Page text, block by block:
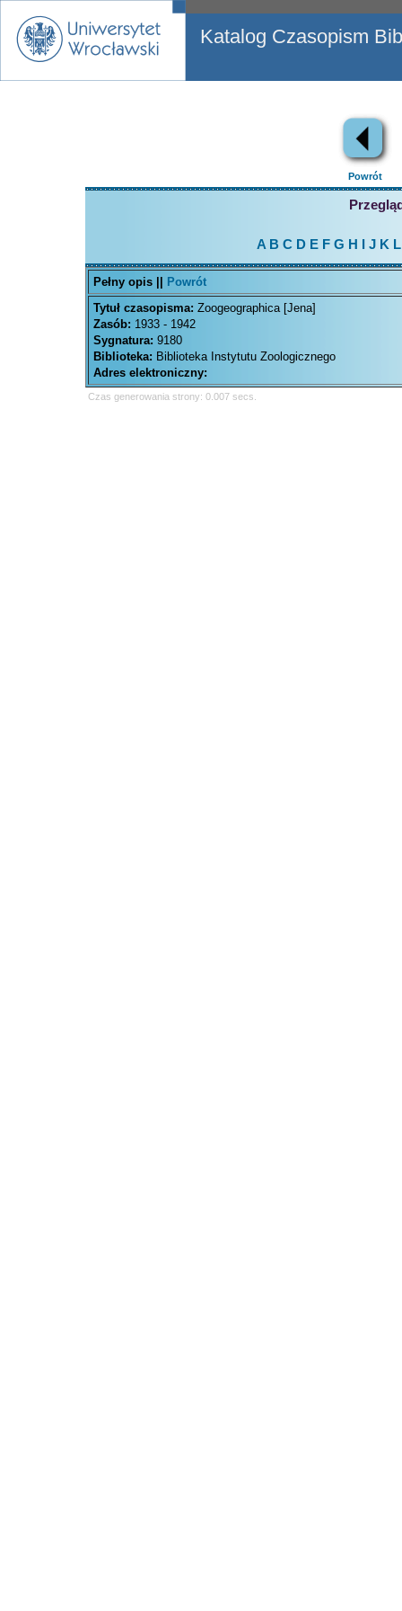
Katalog Czasopism
Powrót
A B C D EFG H J K L
Pełny opis ||
Powrót
Tytuł czasopisma: Zoogeographica [Jena]
Zasób: 1933 - 1942
Sygnatura: 9180
Biblioteka: Biblioteka Instytutu Zoologicznego
Adres elektroniczny:
Czas generowania strony: 0.007 secs.